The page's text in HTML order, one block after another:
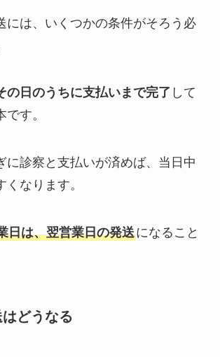
には、いくつかの条件がそろう必
の日のうちに支払いまで完了 して
す。
に診察と支払いが済めば、当日中
なります。
日は、翌営業日の発送になること
どうなる